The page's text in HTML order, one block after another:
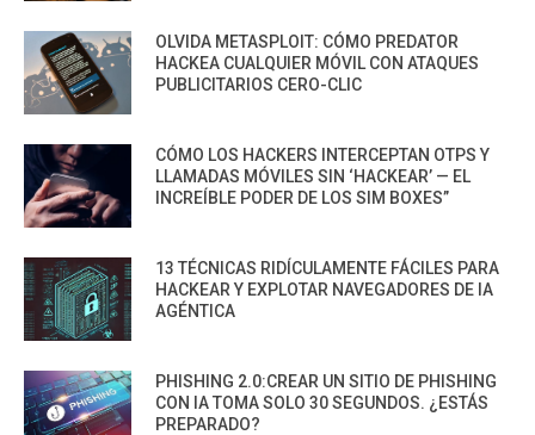
OLVIDA METASPLOIT: CÓMO PREDATOR
HACKEA CUALQUIER MÓVIL CON ATAQUES
PUBLICITARIOS CERO-CLIC
CÓMO LOS HACKERS INTERCEPTAN OTPS Y
LLAMADAS MÓVILES SIN ‘HACKEAR’ — EL
INCREÍBLE PODER DE LOS SIM BOXES”
13 TÉCNICAS RIDÍCULAMENTE FÁCILES PARA
HACKEAR Y EXPLOTAR NAVEGADORES DE IA
AGÉNTICA
PHISHING 2.0:CREAR UN SITIO DE PHISHING
CON IA TOMA SOLO 30 SEGUNDOS. ¿ESTÁS
PREPARADO?